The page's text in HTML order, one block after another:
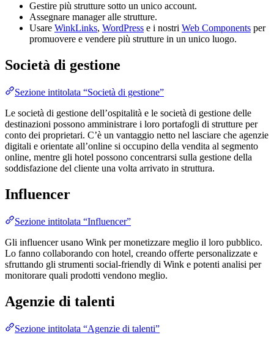
Gestire più strutture sotto un unico account.
Assegnare manager alle strutture.
Usare WinkLinks, WordPress e i nostri Web Components per
promuovere e vendere più strutture in un unico luogo.
Società di gestione
Sezione intitolata “Società di gestione”
Le società di gestione dell’ospitalità e le società di gestione delle
destinazioni possono amministrare i loro portafogli di strutture per
conto dei proprietari. C’è un vantaggio netto nel lasciare che agenzie
digitali e orientate all’online si occupino della vendita al segmento
online, mentre gli hotel possono concentrarsi sulla gestione della
soddisfazione del cliente una volta arrivato in struttura.
Influencer
Sezione intitolata “Influencer”
Gli influencer usano Wink per monetizzare meglio il loro pubblico.
Lo fanno collaborando con hotel, creando offerte personalizzate e
sfruttando gli strumenti social-friendly di Wink e potenti analisi per
monitorare quali prodotti vendono meglio​.
Agenzie di talenti
Sezione intitolata “Agenzie di talenti”